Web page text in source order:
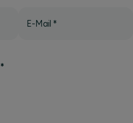
E-Mail *
*